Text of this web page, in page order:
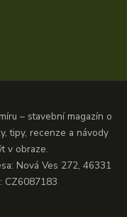
– stavební magazín o
tipy, recenze a návody
v obraze.
Nová Ves 272, 46331
CZ6087183